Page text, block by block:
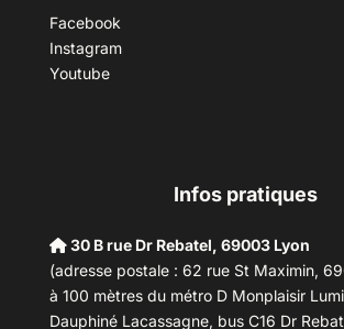
Facebook
Instagram
Youtube
Infos pratiques
30 B rue Dr Rebatel, 69003 Lyon
(adresse postale : 62 rue St Maximin,
à 100 mètres du métro D Monplaisir
Dauphiné Lacassagne, bus C16 Dr